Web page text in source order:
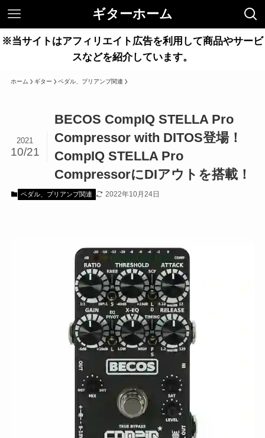
ギターホーム
※当サイトはアフィリエイト広告を利用して商品やサービ
スなどを紹介しています。
ホーム ギター ペダル、プリアンプ関連
BECOS CompIQ STELLA Pro
Compressor with DITOS登場！
CompIQ STELLA Pro
CompressorにDIアウトを搭載！
2021
10/21
ペダル、プリアンプ関連 2022年10月24日